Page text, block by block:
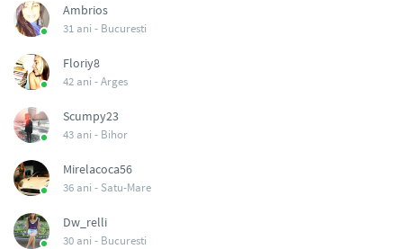
Ambrios
31 ani - Bucuresti
Floriy8
42 ani -Arges
Scumpy23
43 ani - Bihor
Mirelacoca56
36 ani - Satu-Mare
Dw_relli
30 ani - Bucuresti